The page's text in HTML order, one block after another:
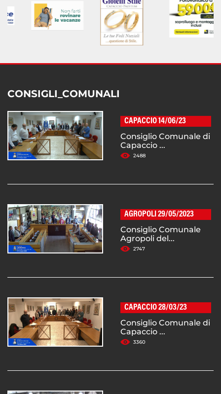
CONSIGLI_COMUNALI
CAPACCIO 14/06/23
Consiglio Comunale di
Capaccio ...
2488
AGROPOLI 29/05/2023
Consiglio Comunale
Agropoli del...
2747
CAPACCIO 28/03/23
Consiglio Comunale di
Capaccio ...
3360